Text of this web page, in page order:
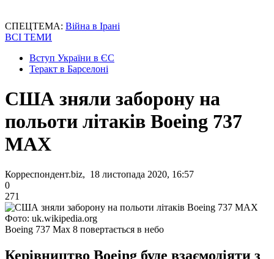
СПЕЦТЕМА: Війна в Ірані
ВСІ ТЕМИ
Вступ України в ЄС
Теракт в Барселоні
США зняли заборону на
польоти літаків Boeing 737
MAX
Корреспондент.biz, 18 листопада 2020, 16:57
0
271
Фото: uk.wikipedia.org
Boeing 737 Max 8 повертається в небо
Керівництво Boeing буде взаємодіяти з